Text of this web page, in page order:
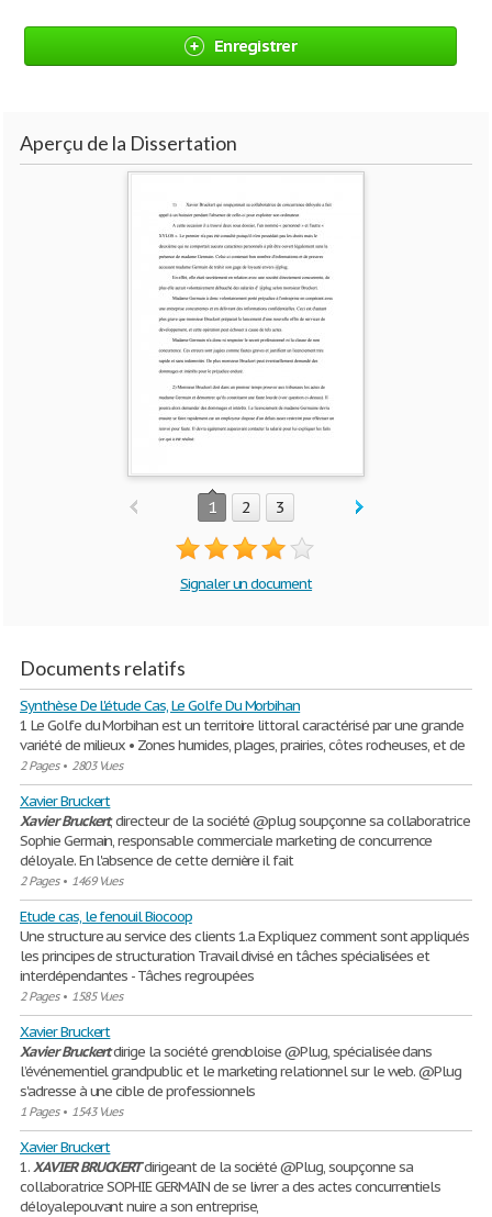
Enregistrer
Aperçu de la Dissertation
1 2 3
Signaler un document
Documents relatifs
Synthèse De L'étude Cas, Le Golfe Du Morbihan
1 Le Golfe du Morbihan est un territoire littoral caractérisé par une grande
variété de milieux • Zones humides, plages, prairies, côtes rocheuses, et de
2 Pages• 2803 Vues
Xavier Bruckert
XavierBruckert, directeur de la société @plug soupçonne sa collaboratrice
Sophie Germain, responsable commerciale marketing de concurrence
déloyale. En l'absence de cette dernière il fait
2 Pages• 1469 Vues
Etude cas, le fenouil Biocoop
Une structure au service des clients 1.a Expliquez comment sont appliqués
les principes de structuration Travail divisé en tâches spécialisées et
interdépendantes - Tâches regroupées
2 Pages• 1585 Vues
Xavier Bruckert
XavierBruckertdirige la société grenobloise @Plug, spécialisée dans
l’événementiel grandpublic et le marketing relationnel sur le web. @Plug
s'adresse à une cible de professionnels
1 Pages• 1543 Vues
Xavier Bruckert
1.XAVIER BRUCKERTdirigeant de la société @Plug, soupçonne sa
collaboratrice SOPHIE GERMAIN de se livrer a des actes concurrentiels
déloyalepouvant nuire a son entreprise,